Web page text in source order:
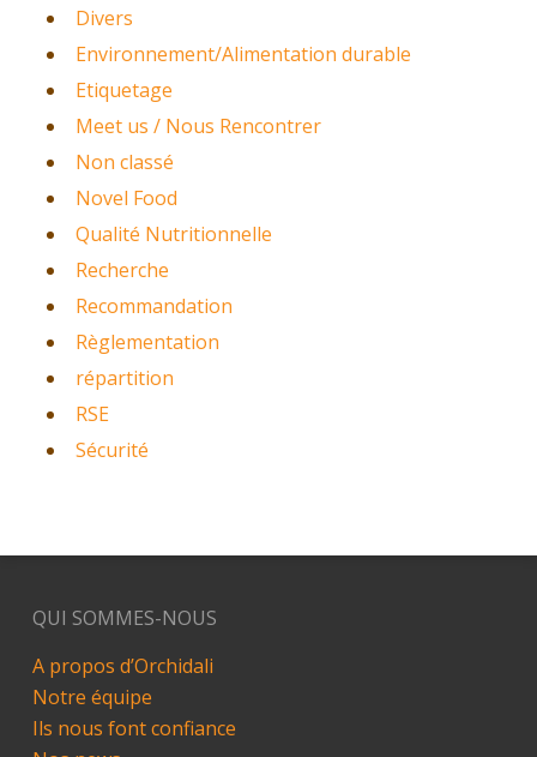
Divers
Environnement/Alimentation durable
Etiquetage
Meet us / Nous Rencontrer
Non classé
Novel Food
Qualité Nutritionnelle
Recherche
Recommandation
Règlementation
répartition
RSE
Sécurité
QUI SOMMES-NOUS
A propos d’Orchidali
Notre équipe
Ils nous font confiance